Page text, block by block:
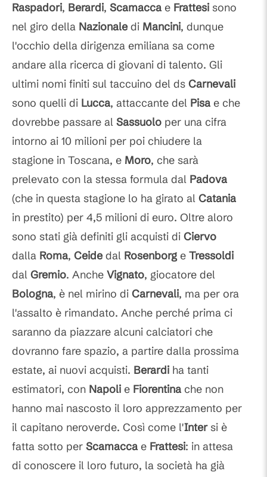
Raspadori, Berardi, Scamacca e Frattesi sono
nel giro della Nazionaledi Mancini, dunque
l'occhio della dirigenza emiliana sa come
andare alla ricerca di giovani di talento. Gli
ultimi nomi finiti sul taccuino del ds Carnevali
sono quelli di Lucca, attaccante del Pisa e che
dovrebbe passare al Sassuolo per una cifra
intorno ai 10 milioni per poi chiudere la
stagione in Toscana, e Moro, che sarà
prelevato con la stessa formula dal Padova
(che in questa stagione lo ha girato al Catania
in prestito) per 4,5 milioni di euro. Oltre aloro
sono stati già definiti gli acquisti di Ciervo
dalla Roma, Ceidedal Rosenborg e Tressoldi
dal Gremio. Anche Vignato, giocatore del
Bologna, è nel mirino di Carnevali, ma per ora
l'assalto è rimandato. Anche perché prima ci
saranno da piazzare alcuni calciatori che
dovranno fare spazio, a partire dalla prossima
estate, ai nuovi acquisti. Berardi ha tanti
estimatori, con Napoli e Fiorentina che non
hanno mai nascosto il loro apprezzamento per
il capitano neroverde. Così come l'Intersi è
fatta sotto per Scamacca e Frattesi: in attesa
di conoscere il loro futuro, la società ha già